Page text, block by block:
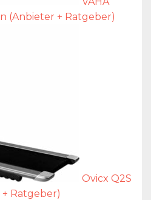
(Anbieter + Ratgeber)
Ovicx Q2S
Ratgeber)